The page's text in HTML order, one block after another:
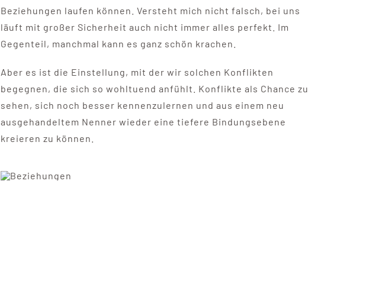
Beziehungen laufen können. Versteht mich nicht falsch, bei uns
läuft mit großer Sicherheit auch nicht immer alles perfekt. Im
Gegenteil, manchmal kann es ganz schön krachen.
Aber es ist die Einstellung, mit der wir solchen Konflikten
begegnen, die sich so wohltuend anfühlt. Konflikte als Chance zu
sehen, sich noch besser kennenzulernen und aus einem neu
ausgehandeltem Nenner wieder eine tiefere Bindungsebene
kreieren zu können.